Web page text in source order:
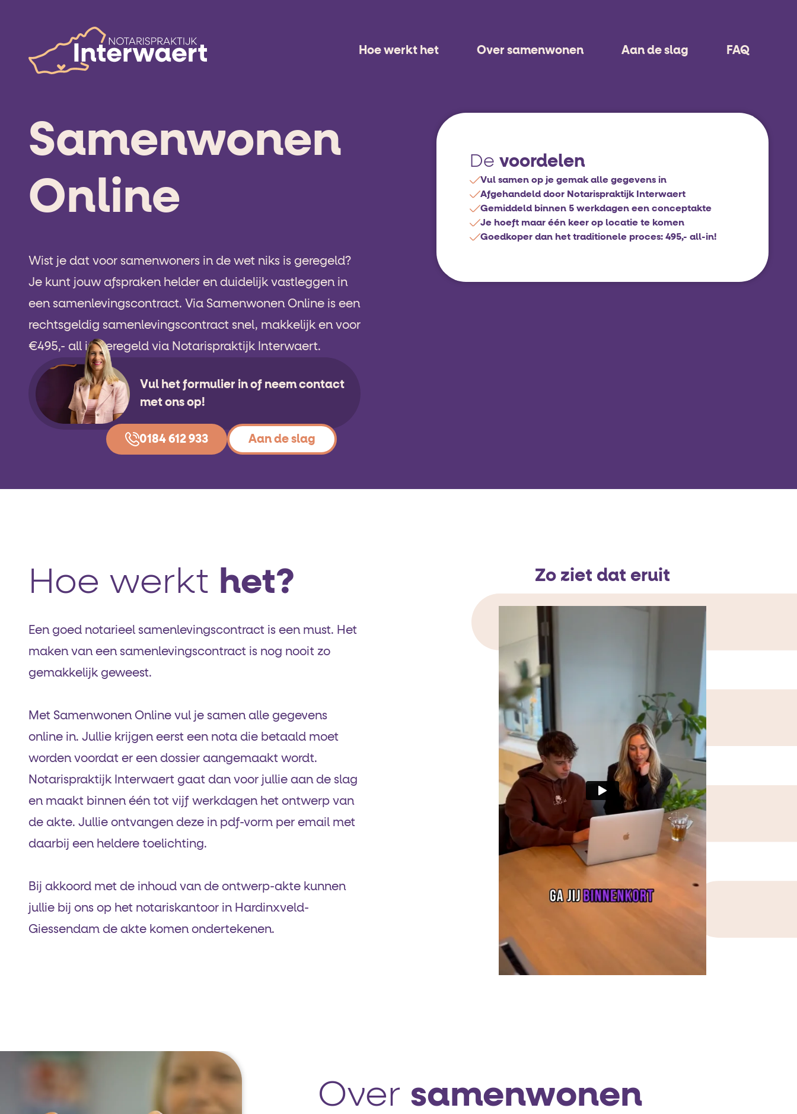
Hoe werkt het Over samenwonen Aan de slag FAQ
Samenwonen
Online
Wist je dat voor samenwoners in de wet niks is geregeld?
Je kunt jouw afspraken helder en duidelijk vastleggen in
een samenlevingscontract. Via Samenwonen Online is een
rechtsgeldig samenlevingscontract snel, makkelijk en voor
€495,- all in geregeld via Notarispraktijk Interwaert.
Vul het formulier in of neem contact
met ons op!
0184 612 933 Aan de slag
De voordelen
Vul samen op je gemak alle gegevens in
Afgehandeld door Notarispraktijk Interwaert
Gemiddeld binnen 5 werkdagen een conceptakte
Je hoeft maar één keer op locatie te komen
Goedkoper dan het traditionele proces: 495,- all-in!
Hoe werkt het?
Een goed notarieel samenlevingscontract is een must. Het
maken van een samenlevingscontract is nog nooit zo
gemakkelijk geweest.
Met Samenwonen Online vul je samen alle gegevens
online in. Jullie krijgen eerst een nota die betaald moet
worden voordat er een dossier aangemaakt wordt.
Notarispraktijk Interwaert gaat dan voor jullie aan de slag
en maakt binnen één tot vijf werkdagen het ontwerp van
de akte. Jullie ontvangen deze in pdf-vorm per email met
daarbij een heldere toelichting.
Bij akkoord met de inhoud van de ontwerp-akte kunnen
jullie bij ons op het notariskantoor in Hardinxveld-
Giessendam de akte komen ondertekenen.
Zo ziet dat eruit
Over samenwonen